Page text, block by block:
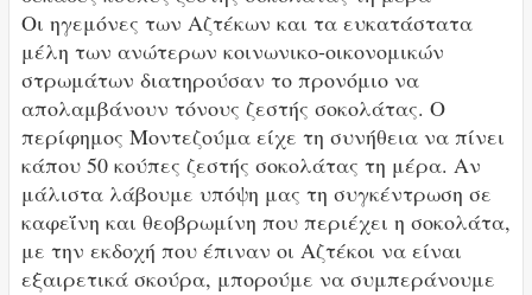
Οι ηγεμόνες των Αζτέκων και τα ευκατάστατα
μέλη των ανώτερων κοινωνικο-οικονομικών
στρωμάτων διατηρούσαν το προνόμιο να
απολαμβάνουν τόνους ζεστής σοκολάτας. Ο
περίφημος Μοντεζούμα είχε τη συνήθεια να πίνει
κάπου 50 κούπες ζεστής σοκολάτας τη μέρα. Αν
μάλιστα λάβουμε υπόψη μας τη συγκέντρωση σε
καφεΐνη και θεοβρωμίνη που περιέχει η σοκολάτα,
με την εκδοχή που έπιναν οι Αζτέκοι να είναι
εξαιρετικά σκούρα, μπορούμε να συμπεράνουμε